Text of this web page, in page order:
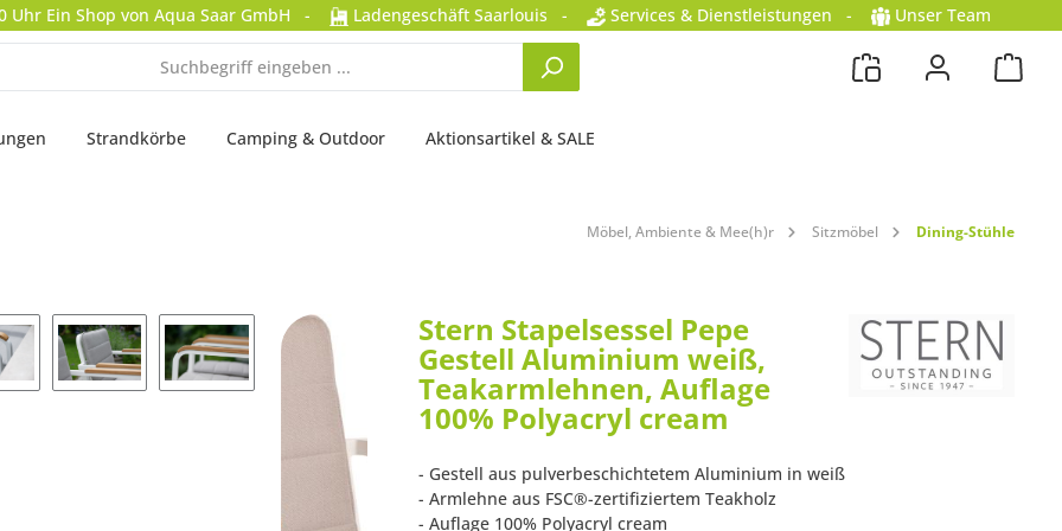
Uhr Ein Shop von Aqua Saar GmbH - Ladengeschäft Saarlouis - Services & Dienstleistungen - Unser Team
Strandkörbe Camping & Outdoor Aktionsartikel & SALE
Möbel, Ambiente & Mee(h)r Sitzmöbel Dining-Stühle
Stern Stapelsessel Pepe
Gestell Aluminium weiß,
Teakarmlehnen, Auflage
100% Polyacryl cream
- Gestell aus pulverbeschichtetem Aluminium in weiß
- Armlehne aus FSC®-zertifiziertem Teakholz
- Auflage 100% Polyacryl cream